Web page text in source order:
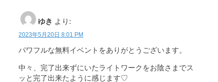
ゆき より:
2023年5月20日 8:01 PM
パワフルな無料イベントをありがとうございます。
中々、完了出来ずにいたライトワークをお陰さまでス
ッと完了出来たように感じます♡